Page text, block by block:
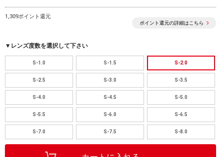
1,309ポイント還元
ポイント還元の詳細はこちら
▼レンズ度数を選択して下さい
S-1.0 S-1.5 S-2.0
S-2.5 S-3.0 S-3.5
S-4.0 S-4.5 S-5.0
S-5.5 S-6.0 S-6.5
S-7.0 S-7.5 S-8.0